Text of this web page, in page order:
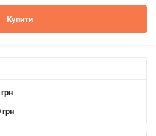
Купити
грн